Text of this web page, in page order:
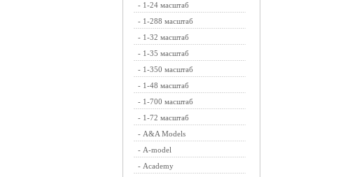
- 1-24 масштаб
- 1-288 масштаб
- 1-32 масштаб
- 1-35 масштаб
- 1-350 масштаб
- 1-48 масштаб
- 1-700 масштаб
- 1-72 масштаб
- A&A Models
- A-model
- Academy